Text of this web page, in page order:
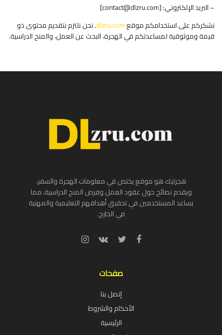
– البريد الإلكتروني: [contact@dlzru.com
]
نشكركم على استخدامكم موقعdlzru.com. نحن نلتزم بتقديم محتوى ذو
قيمة وموثوقية لمساعدتكم في الهجرة، البحث عن العمل، والمنح الدراسية.
هجرليك هو موقع يختص في معلومات الهجرة والسفر،
ويقدم نصائح حول عقود العمل وفرص المنح الدراسية، مما
يساعد المستخدمين في تحقيق أهدافهم التعليمية والمهنية
في الخارج.
صفحات
إتصل بنا
الأحكام والشروط
الرئيسية